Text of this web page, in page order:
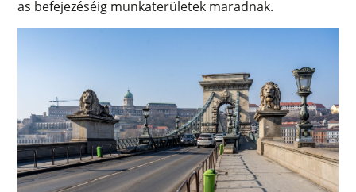
as befejezéséig munkaterületek maradnak.